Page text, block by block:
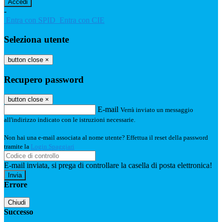
-
Entra con SPID Entra con CIE
Seleziona utente
button close ×
Recupero password
button close ×
E-mail Verrà inviato un messaggio
all'indirizzo indicato con le istruzioni necessarie.
Non hai una e-mail associata al nome utente? Effettua il reset della password
tramite la Login Spaggiari
E-mail inviata, si prega di controllare la casella di posta elettronica!
Errore
Chiudi
Successo